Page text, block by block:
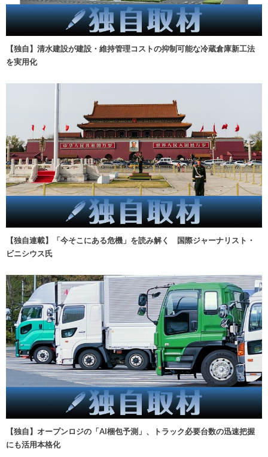
【独自】清水建設が建設・維持管理コストの抑制可能な冷蔵倉庫新工法
を実用化
【独自連載】「今そこにある危機」を読み解く 国際ジャーナリスト・
ビニシウス氏
【独自】オープンロジの「AI梱包予測」、トラック必要台数の迅速把握
にも活用本格化